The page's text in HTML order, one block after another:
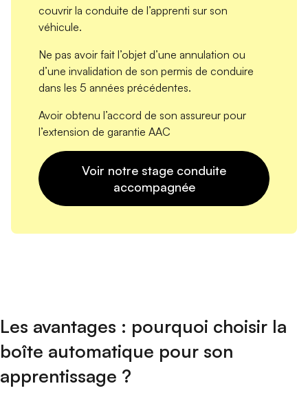
couvrir la conduite de l’apprenti sur son
véhicule.
Ne pas avoir fait l’objet d’une annulation ou
d’une invalidation de son permis de conduire
dans les 5 années précédentes.
Avoir obtenu l’accord de son assureur pour
l’extension de garantie AAC
Voir notre stage conduite
accompagnée
Les avantages : pourquoi choisir la
boîte automatique pour son
apprentissage ?